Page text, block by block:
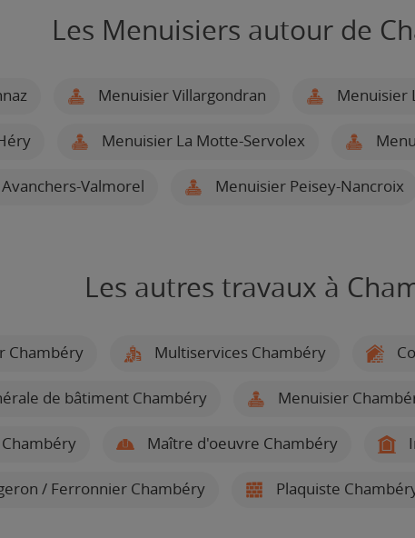
Les Menuisiers autour de
Menuisier Villargondran Menuisier
Menuisier La Motte-Servolex
Valmorel Menuisier Peisey-Nancroix
Les autres travaux à
Chambéry Multiservices Chambéry
de bâtiment Chambéry Menuisier
Maître d'oeuvre Chambéry
/ Ferronnier Chambéry Plaquiste